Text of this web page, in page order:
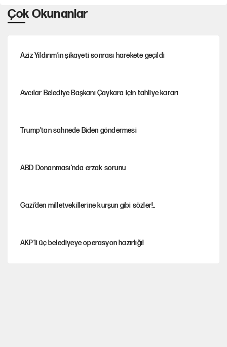
Çok Okunanlar
Aziz Yıldırım’ın şikayeti sonrası harekete geçildi
Avcılar Belediye Başkanı Çaykara için tahliye kararı
Trump’tan sahnede Biden göndermesi
ABD Donanması’nda erzak sorunu
Gazi’den milletvekillerine kurşun gibi sözler!..
AKP’li üç belediyeye operasyon hazırlığı!